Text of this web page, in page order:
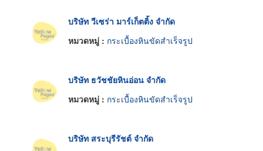
บริษัท วีเซร่า มาร์เก็ตติ้ง จำกัด
หมวดหมู่ : กระเบื้องหินขัดสำเร็จรูป
บริษัท ธวัชชัยหินอ่อน จำกัด
หมวดหมู่ : กระเบื้องหินขัดสำเร็จรูป
บริษัท สระบุรีรัชต์ จำกัด